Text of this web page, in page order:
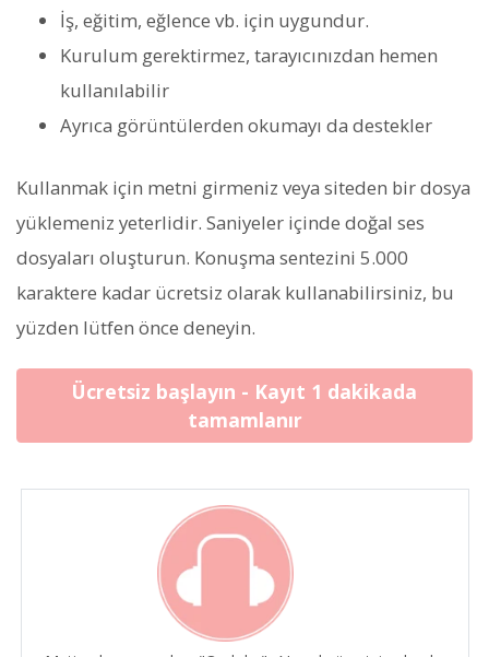
İş, eğitim, eğlence vb. için uygundur.
Kurulum gerektirmez, tarayıcınızdan hemen
kullanılabilir
Ayrıca görüntülerden okumayı da destekler
Kullanmak için metni girmeniz veya siteden bir dosya
yüklemeniz yeterlidir. Saniyeler içinde doğal ses
dosyaları oluşturun. Konuşma sentezini 5.000
karaktere kadar ücretsiz olarak kullanabilirsiniz, bu
yüzden lütfen önce deneyin.
Ücretsiz başlayın - Kayıt 1 dakikada
tamamlanır